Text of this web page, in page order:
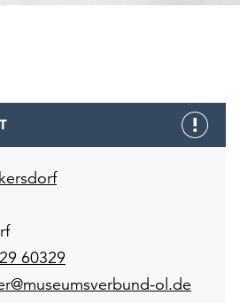
60329
ol.de